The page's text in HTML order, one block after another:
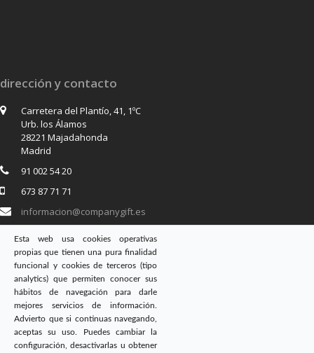
dirección y contacto
Carretera del Plantío, 41, 1ºC
Urb. los Álamos
28221 Majadahonda
Madrid
91 002 54 20
673 87 71 71
informacion@companygift.es
síguenos en
TwitterFacebookInstagram
Esta web usa cookies operativas
propias que tienen una pura finalidad
funcional y cookies de terceros (tipo
analytics) que permiten conocer sus
hábitos de navegación para darle
mejores servicios de información.
Advierto que si continuas navegando,
aceptas su uso. Puedes cambiar la
configuración, desactivarlas u obtener